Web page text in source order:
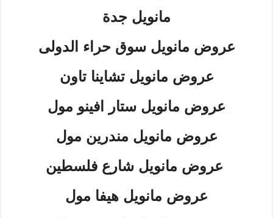
مانويل جدة
عروض مانويل سوق حراء الدولى
عروض مانويل تشاينا تاون
عروض مانويل ستار افينو مول
عروض مانويل مندرين مول
عروض مانويل شارع فلسطين
عروض مانويل هيفا مول